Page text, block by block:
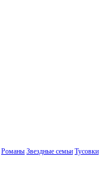
Романы Звездные семьи Тусовки